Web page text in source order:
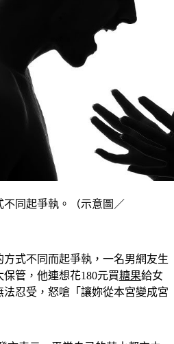
同起爭執。（示意圖／
式不同而起爭執，一名男網友生
保管，他連想花180元買糖果給女
忍受，怒嗆「讓妳從本宮變成宮